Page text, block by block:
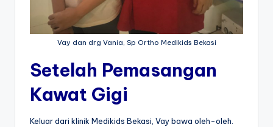
Vay dan drg Vania, Sp Ortho Medikids Bekasi
Setelah Pemasangan
Kawat Gigi
Keluar dari klinik Medikids Bekasi, Vay bawa oleh-oleh.